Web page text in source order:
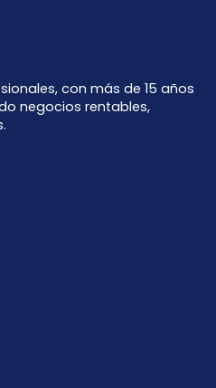
con más de 15 años
negocios rentables,